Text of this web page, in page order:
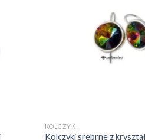
KOLCZYKI
Kolczyki srebrne z